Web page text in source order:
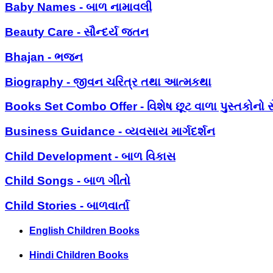
Baby Names - બાળ નામાવલી
Beauty Care - સૌન્દર્ય જતન
Bhajan - ભજન
Biography - જીવન ચરિત્ર તથા આત્મકથા
Books Set Combo Offer - વિશેષ છૂટ વાળા પુસ્તકોનો
Business Guidance - વ્યવસાય માર્ગદર્શન
Child Development - બાળ વિકાસ
Child Songs - બાળ ગીતો
Child Stories - બાળવાર્તા
English Children Books
Hindi Children Books